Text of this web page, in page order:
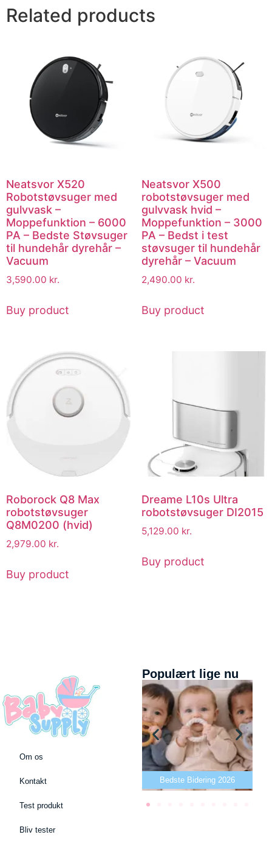
Related products
Neatsvor X520
Robotstøvsuger med
gulvvask –
Moppefunktion – 6000
PA – Bedste Støvsuger
til hundehår dyrehår –
Vacuum
3,590.00 kr.
Buy product
Neatsvor X500
robotstøvsuger med
gulvvask hvid –
Moppefunktion – 3000
PA – Bedst i test
støvsuger til hundehår
dyrehår – Vacuum
2,490.00 kr.
Buy product
Roborock Q8 Max
robotstøvsuger
Q8M0200 (hvid)
2,979.00 kr.
Buy product
Dreame L10s Ultra
robotstøvsuger DI2015
5,129.00 kr.
Buy product
Om os
Kontakt
Test produkt
Bliv tester
Populært lige nu
Bedste puslepude 2026 Bedste Bidering 2026